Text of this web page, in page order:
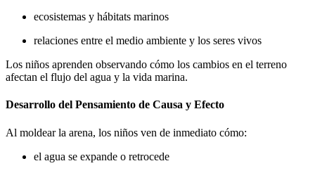
ecosistemas y hábitats marinos
relaciones entre el medio ambiente y los seres vivos
Los niños aprenden observando cómo los cambios en el terreno
afectan el flujo del agua y la vida marina.
Desarrollo del Pensamiento de Causa y Efecto
Al moldear la arena, los niños ven de inmediato cómo:
el agua se expande o retrocede